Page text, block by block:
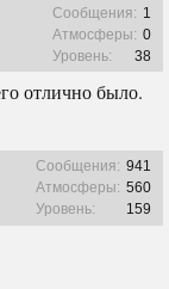
Сообщения: 1
Атмосферы: 0
Уровень:
38
отлично было.
Сообщения: 941
Атмосферы: 560
Уровень:
159